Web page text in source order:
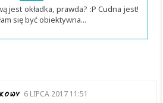
jest okładka, prawda? :P Cudna jest!
się być obiektywna...
6 LIPCA 2017 11:51